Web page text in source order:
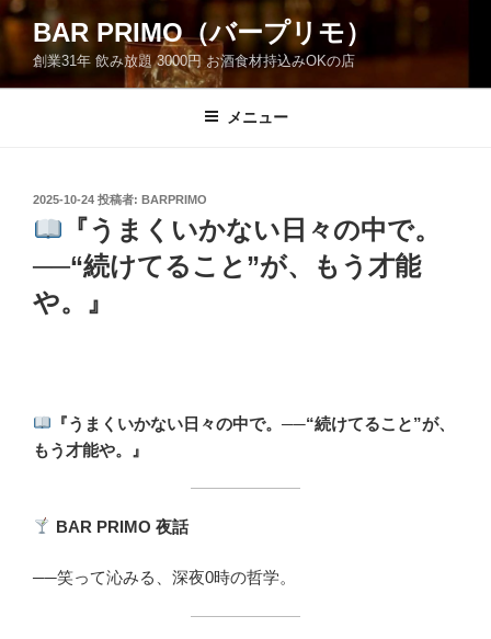
コ
ン
ン
BAR PRIMO（バープリモ）
創業31年 飲み放題 3000円 お酒食材持込みOKの店
メニュー
投
稿
日:
2025-10-24 投稿者: BARPRIMO
『うまくいかない日々の中で。
──“続けてること”が、もう才能
や。』
『うまくいかない日々の中で。──“続けてること”が、
もう才能や。』
BAR PRIMO夜話
──笑って沁みる、深夜0時の哲学。